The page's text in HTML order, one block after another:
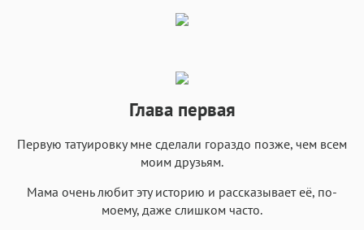
Глава первая
Первую татуировку мне сделали гораздо позже, чем всем
моим друзьям.
Мама очень любит эту историю и рассказывает её, по-
моему, даже слишком часто.